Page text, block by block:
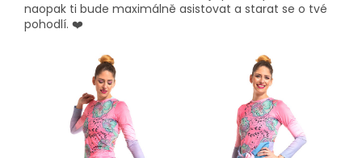
naopak ti bude maximálně asistovat a starat se o tvé
pohodlí. ❤️